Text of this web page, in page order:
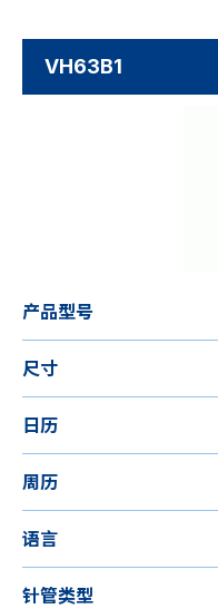
VH63B1
产品型号
尺寸
日历
周历
语言
针管类型